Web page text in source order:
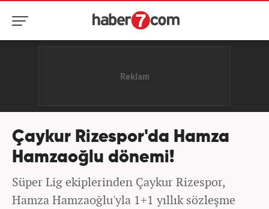
Çaykur Rizespor'da Hamza
Hamzaoğlu dönemi!
Süper Lig ekiplerinden Çaykur Rizespor,
Hamza Hamzaoğlu'yla 1+1 yıllık sözleşme